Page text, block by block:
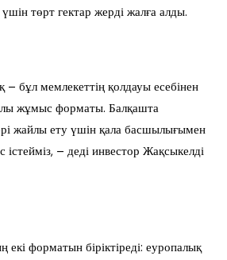
төрт гектар жерді жалға алды.
бұл мемлекеттің қолдауы есебінен
жұмыс форматы. Балқашта
жайлы ету үшін қала басшылығымен
– деді инвестор Жақсыкелді
форматын біріктіреді: еуропалық